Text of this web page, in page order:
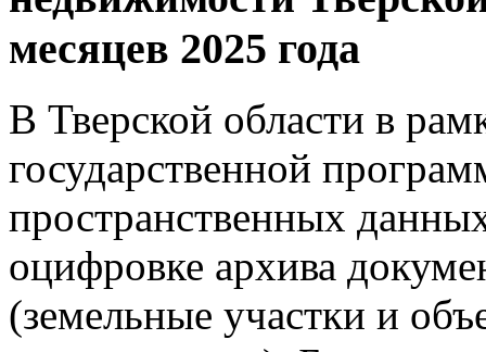
месяцев 2025 года
В Тверской области в
государственной
пространственных
оцифровке архива
(земельные участки и